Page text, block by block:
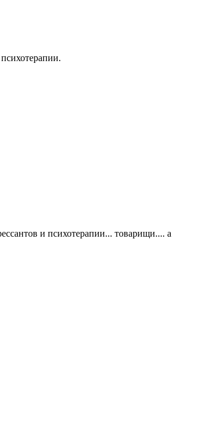
и психотерапии... товарищи.... а